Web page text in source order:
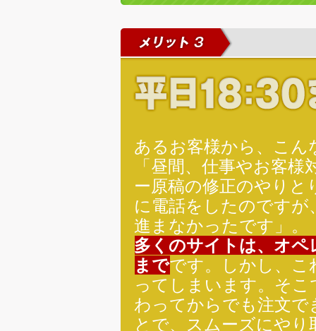
あるお客様から、こん
「昼間、仕事やお客
ー原稿の修正のやりと
に電話をしたのです
進まなかったです」。
多くのサイトは、オペ
までです。しかし、こ
ってしまいます。そ
わってからでも注文で
とで、スムーズにや